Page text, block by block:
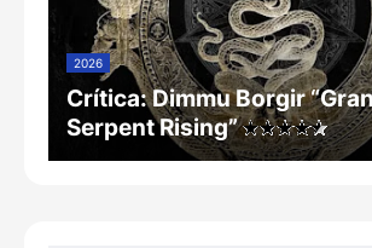
2026
Crítica: Dimmu Borgir
Serpent Rising”